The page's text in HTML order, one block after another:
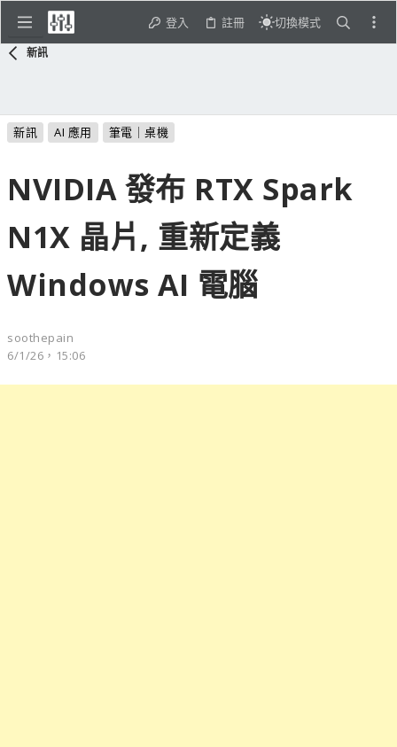
登入 註冊 切換模式
新訊
新訊 AI 應用 筆電｜桌機
NVIDIA 發布 RTX Spark
N1X 晶片, 重新定義
Windows AI 電腦
soothepain
6/1/26，15:06